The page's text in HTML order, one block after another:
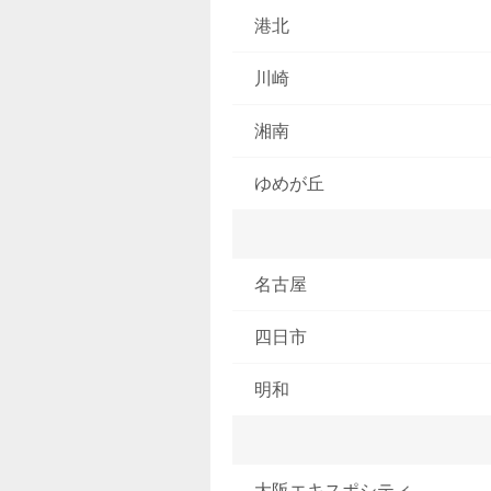
港北
川崎
湘南
ゆめが丘
名古屋
四日市
明和